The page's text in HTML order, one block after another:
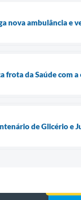
nova ambulância e
frota da Saúde com
de Glicério e